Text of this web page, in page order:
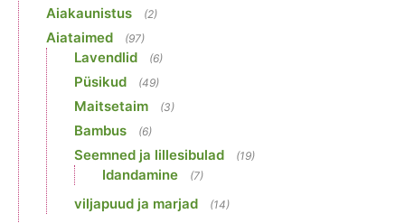
Aiakaunistus (2)
Aiataimed (97)
Lavendlid (6)
Püsikud (49)
Maitsetaim (3)
Bambus (6)
Seemned ja lillesibulad (19)
Idandamine (7)
viljapuud ja marjad (14)